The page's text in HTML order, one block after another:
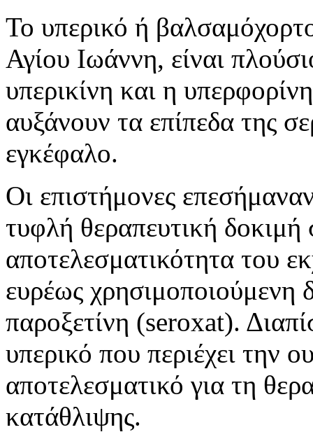
Το υπερικό ή
Αγίου Ιωάννη, είναι
υπερικίνη και η
αυξάνουν τα επίπεδα της
εγκέφαλο.
Οι επιστήμονες
τυφλή θεραπευτική δοκιμή
αποτελεσματικότητα του
ευρέως χρησιμοποιούμενη
παροξετίνη (seroxat).
υπερικό που περιέχει την
αποτελεσματικό για τη
κατάθλιψης.